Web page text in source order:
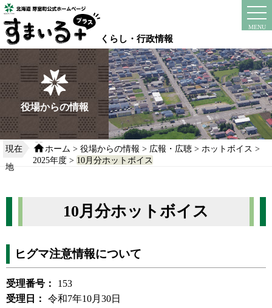
本
文
へ
移
動
る
くらし・行政情報
MENU
instagram
役場からの情報
現在
地
ホーム > 役場からの情報 > 広報・広聴> ホットボイス >
2025年度> 10月分ホットボイス
10月分ホットボイス
ヒグマ注意情報について
受理番号：
153
受理日：
令和7年10月30日